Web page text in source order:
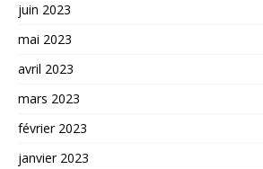
juin 2023
mai 2023
avril 2023
mars 2023
février 2023
janvier 2023